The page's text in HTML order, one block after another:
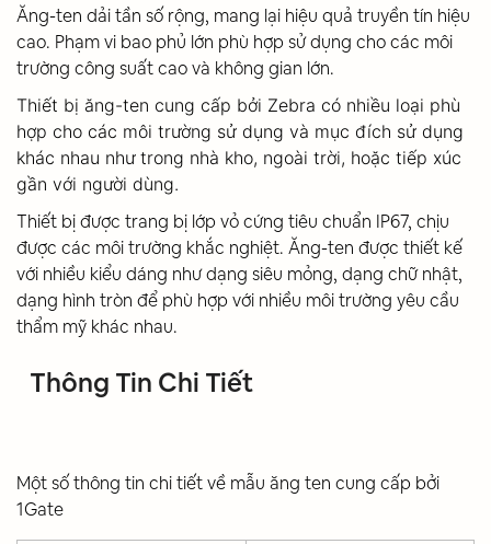
Ăng-ten dải tần số rộng, mang lại hiệu quả truyền tín hiệu
cao. Phạm vi bao phủ lớn phù hợp sử dụng cho các môi
trường công suất cao và không gian lớn.
Thiết bị ăng-ten cung cấp bởi Zebra có nhiều loại phù
hợp cho các môi trường sử dụng và mục đích sử dụng
khác nhau như trong nhà kho, ngoài trời, hoặc tiếp xúc
gần với người dùng.
Thiết bị được trang bị lớp vỏ cứng tiêu chuẩn IP67, chịu
được các môi trường khắc nghiệt. Ăng-ten được thiết kế
với nhiều kiểu dáng như dạng siêu mỏng, dạng chữ nhật,
dạng hình tròn để phù hợp với nhiều môi trường yêu cầu
thẩm mỹ khác nhau.
Thông Tin Chi Tiết
Một số thông tin chi tiết về mẫu ăng ten cung cấp bởi
1Gate